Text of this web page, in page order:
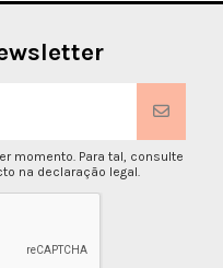
momento. Para tal, consulte
na declaração legal.